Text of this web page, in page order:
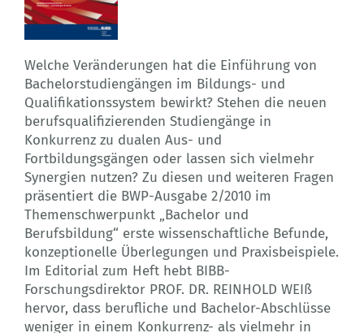
Welche Veränderungen hat die Einführung von
Bachelorstudiengängen im Bildungs- und
Qualifikationssystem bewirkt? Stehen die neuen
berufsqualifizierenden Studiengänge in
Konkurrenz zu dualen Aus- und
Fortbildungsgängen oder lassen sich vielmehr
Synergien nutzen? Zu diesen und weiteren Fragen
präsentiert die BWP-Ausgabe 2/2010 im
Themenschwerpunkt „Bachelor und
Berufsbildung“ erste wissenschaftliche Befunde,
konzeptionelle Überlegungen und Praxisbeispiele.
Im Editorial zum Heft hebt BIBB-
Forschungsdirektor PROF. DR. REINHOLD WEIß
hervor, dass berufliche und Bachelor-Abschlüsse
weniger in einem Konkurrenz- als vielmehr in